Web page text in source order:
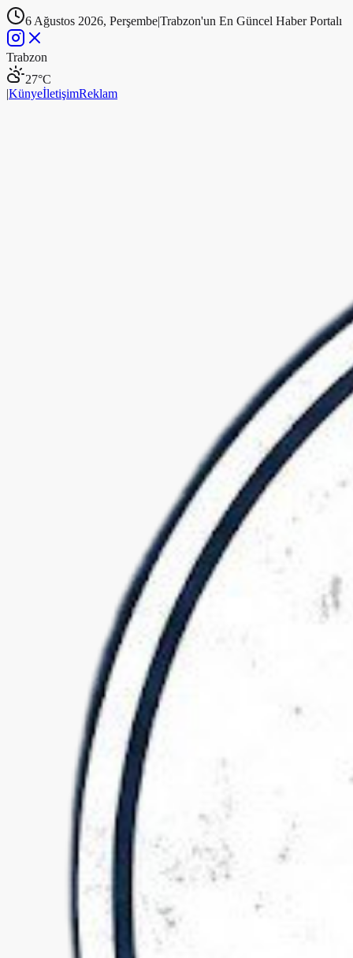
6 Ağustos 2026, Perşembe|Trabzon'un En Güncel Haber Portalı
Trabzon
27°C
|KünyeİletişimReklam